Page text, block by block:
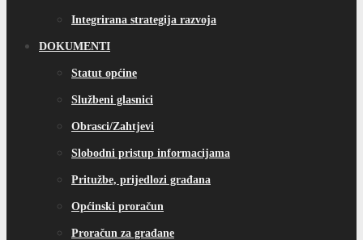
Integrirana strategija razvoja
DOKUMENTI
Statut općine
Službeni glasnici
Obrasci/Zahtjevi
Slobodni pristup informacijama
Pritužbe, prijedlozi građana
Općinski proračun
Proračun za građane